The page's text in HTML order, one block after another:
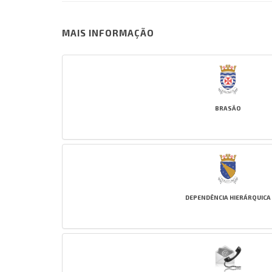
MAIS INFORMAÇÃO
BRASÃO
DEPENDÊNCIA HIERÁRQUICA